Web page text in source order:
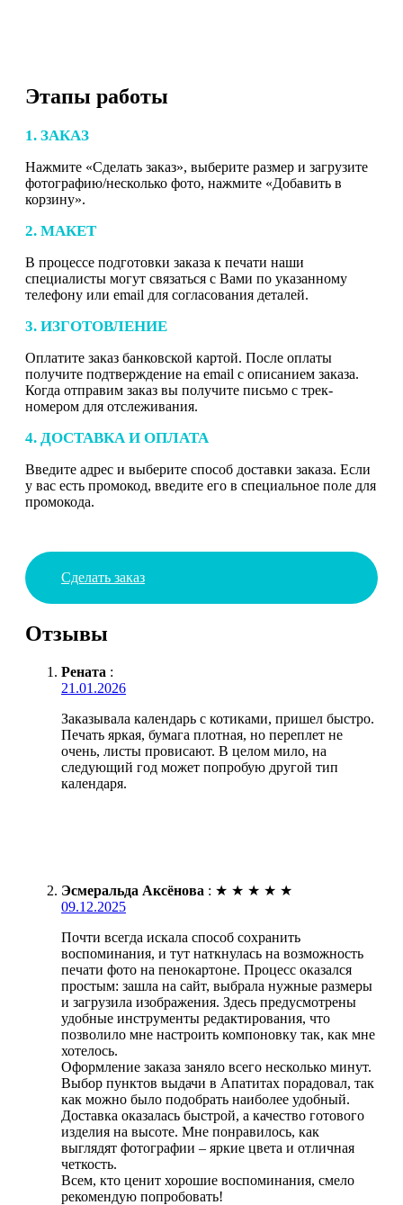
Этапы работы
1. ЗАКАЗ
Нажмите «Сделать заказ», выберите размер и загрузите
фотографию/несколько фото, нажмите «Добавить в
корзину».
2. МАКЕТ
В процессе подготовки заказа к печати наши
специалисты могут связаться с Вами по указанному
телефону или email для согласования деталей.
3. ИЗГОТОВЛЕНИЕ
Оплатите заказ банковской картой. После оплаты
получите подтверждение на email с описанием заказа.
Когда отправим заказ вы получите письмо с трек-
номером для отслеживания.
4. ДОСТАВКА И ОПЛАТА
Введите адрес и выберите способ доставки заказа. Если
у вас есть промокод, введите его в специальное поле для
промокода.
Сделать заказ
Отзывы
Рената :
21.01.2026
Заказывала календарь с котиками, пришел быстро.
Печать яркая, бумага плотная, но переплет не
очень, листы провисают. В целом мило, на
следующий год может попробую другой тип
календаря.
Эсмеральда Аксёнова : ★ ★ ★ ★ ★
09.12.2025
Почти всегда искала способ сохранить
воспоминания, и тут наткнулась на возможность
печати фото на пенокартоне. Процесс оказался
простым: зашла на сайт, выбрала нужные размеры
и загрузила изображения. Здесь предусмотрены
удобные инструменты редактирования, что
позволило мне настроить компоновку так, как мне
хотелось.
Оформление заказа заняло всего несколько минут.
Выбор пунктов выдачи в Апатитах порадовал, так
как можно было подобрать наиболее удобный.
Доставка оказалась быстрой, а качество готового
изделия на высоте. Мне понравилось, как
выглядят фотографии – яркие цвета и отличная
четкость.
Всем, кто ценит хорошие воспоминания, смело
рекомендую попробовать!